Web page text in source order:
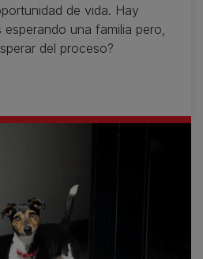
de vida. Hay
una familia pero,
del proceso?